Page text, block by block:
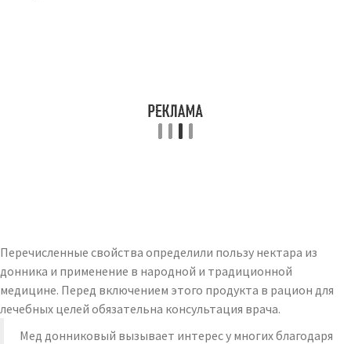
Перечисленные свойства определили пользу нектара из
донника и применение в народной и традиционной
медицине. Перед включением этого продукта в рацион для
лечебных целей обязательна консультация врача.
Мед донниковый вызывает интерес у многих благодаря